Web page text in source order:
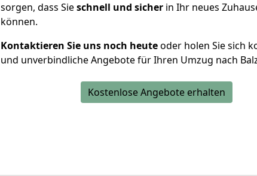
sorgen, dass Sieschnell und sicher in Ihr neues
können.
Kontaktieren Sie uns noch heuteoder holen Sie sich
und unverbindliche Angebote für Ihren Umzug nach
Kostenlose Angebote erhalten